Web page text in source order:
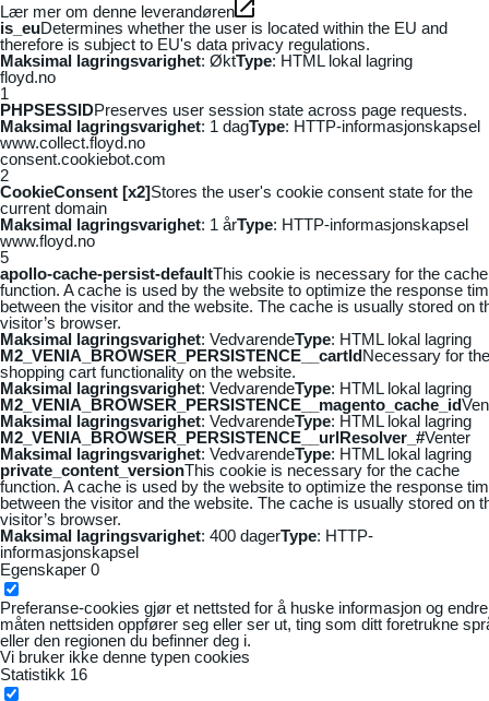
Lær mer om denne leverandøren
is_euDetermines whether the user is located within the EU and
therefore is subject to EU's data privacy regulations.
Maksimal lagringsvarighet: ØktType: HTML lokal lagring
floyd.no
1
PHPSESSIDPreserves user session state across page requests.
Maksimal lagringsvarighet: 1 dagType: HTTP-informasjonskapsel
www.collect.floyd.no
consent.cookiebot.com
2
CookieConsent [x2]Stores the user's cookie consent state for the
current domain
Maksimal lagringsvarighet: 1 årType: HTTP-informasjonskapsel
www.floyd.no
5
apollo-cache-persist-defaultThis cookie is necessary for the cache
function. A cache is used by the website to optimize the response
between the visitor and the website. The cache is usually stored on
visitor’s browser.
Maksimal lagringsvarighet: VedvarendeType: HTML lokal lagring
M2_VENIA_BROWSER_PERSISTENCE__cartIdNecessary for the
shopping cart functionality on the website.
Maksimal lagringsvarighet: VedvarendeType: HTML lokal lagring
M2_VENIA_BROWSER_PERSISTENCE__magento_cache_id
Maksimal lagringsvarighet: VedvarendeType: HTML lokal lagring
M2_VENIA_BROWSER_PERSISTENCE__urlResolver_#Venter
Maksimal lagringsvarighet: VedvarendeType: HTML lokal lagring
private_content_versionThis cookie is necessary for the cache
function. A cache is used by the website to optimize the response
between the visitor and the website. The cache is usually stored on
visitor’s browser.
Maksimal lagringsvarighet: 400 dagerType: HTTP-
informasjonskapsel
Egenskaper 0
Preferanse-cookies gjør et nettsted for å huske informasjon og
måten nettsiden oppfører seg eller ser ut, ting som ditt foretrukne
eller den regionen du befinner deg i.
Vi bruker ikke denne typen cookies
Statistikk 16